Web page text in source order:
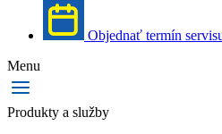
Objednať termín
Menu
Produkty a služby